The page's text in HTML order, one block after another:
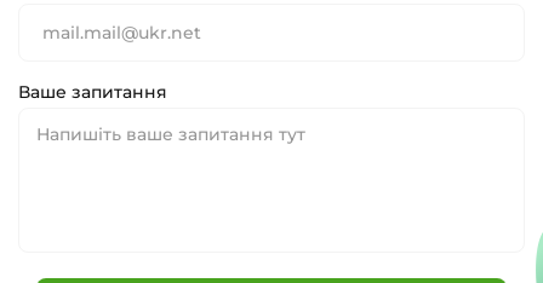
Ваше запитання